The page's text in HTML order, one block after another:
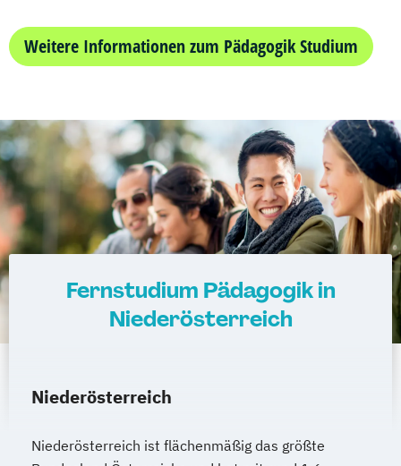
Weitere Informationen zum Pädagogik Studium
Fernstudium Pädagogik in
Niederösterreich
Niederösterreich
Niederösterreich ist flächenmäßig das größte